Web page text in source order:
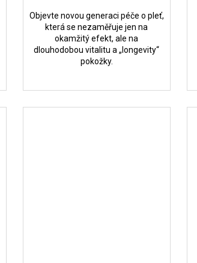
Objevte novou generaci péče o pleť,
která se nezaměřuje jen na
okamžitý efekt, ale na
dlouhodobou vitalitu a „longevity“
pokožky.